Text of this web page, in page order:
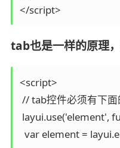
</script>
tab也是一样的原理
<script>
// tab控件必须有下
layui.use('element',
var element =